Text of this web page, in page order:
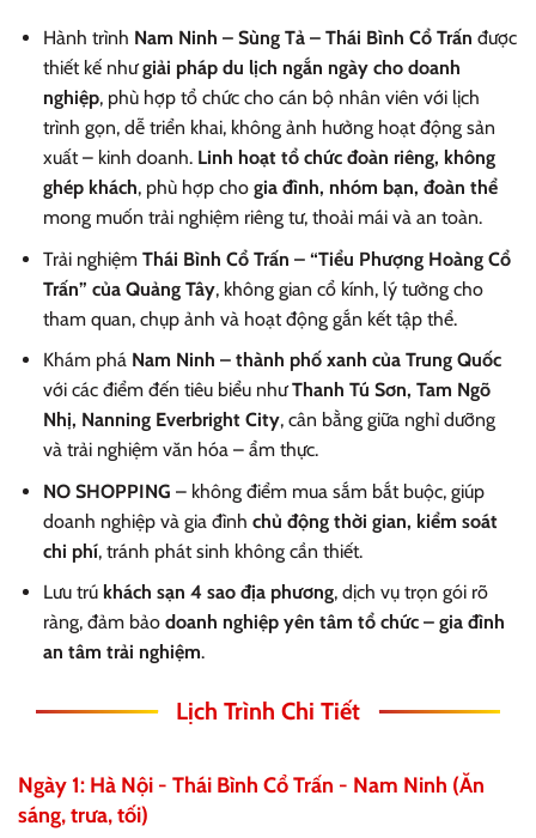
Hành trình Nam Ninh – Sùng Tả – Thái Bình Cổ Trấn được
thiết kế nhưgiải pháp du lịch ngắn ngày cho doanh
nghiệp, phù hợp tổ chức cho cán bộ nhân viên với lịch
trình gọn, dễ triển khai, không ảnh hưởng hoạt động sản
xuất – kinh doanh. Linh hoạt tổ chức đoàn riêng, không
ghép khách, phù hợp cho gia đình, nhóm bạn, đoàn thể
mong muốn trải nghiệm riêng tư, thoải mái và an toàn.
Trải nghiệm Thái Bình Cổ Trấn – “Tiểu Phượng Hoàng Cổ
Trấn” của Quảng Tây, không gian cổ kính, lý tưởng cho
tham quan, chụp ảnh và hoạt động gắn kết tập thể.
Khám phá Nam Ninh – thành phố xanh của Trung Quốc
với các điểm đến tiêu biểu nhưThanh Tú Sơn, Tam Ngõ
Nhị, Nanning Everbright City, cân bằng giữa nghỉ dưỡng
và trải nghiệm văn hóa – ẩm thực.
NO SHOPPING – không điểm mua sắm bắt buộc, giúp
doanh nghiệp và gia đình chủ động thời gian, kiểm soát
chi phí, tránh phát sinh không cần thiết.
Lưu trú khách sạn 4 sao địa phương, dịch vụ trọn gói rõ
ràng, đảm bảo doanh nghiệp yên tâm tổ chức – gia đình
an tâm trải nghiệm.
Lịch Trình Chi Tiết
Ngày 1: Hà Nội - Thái Bình Cổ Trấn - Nam Ninh (Ăn
sáng, trưa, tối)